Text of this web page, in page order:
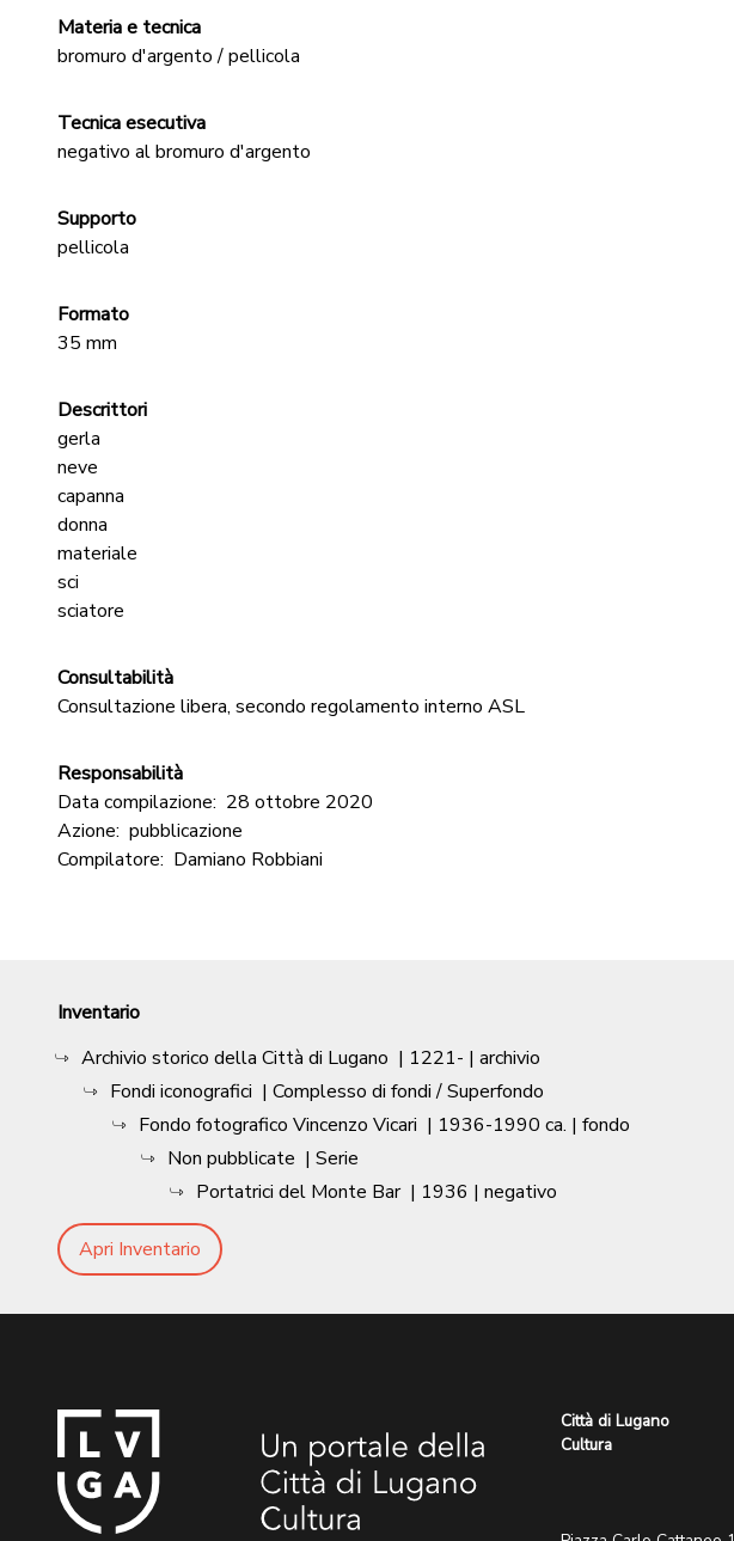
Materia e tecnica
bromuro d'argento / pellicola
Tecnica esecutiva
negativo al bromuro d'argento
Supporto
pellicola
Formato
35 mm
Descrittori
gerla
neve
capanna
donna
materiale
sci
sciatore
Consultabilità
Consultazione libera, secondo regolamento interno ASL
Responsabilità
Data compilazione: 28 ottobre 2020
Azione: pubblicazione
Compilatore: Damiano Robbiani
Inventario
Archivio storico della Città di Lugano | 1221- | archivio
Fondi iconografici | Complesso di fondi / Superfondo
Fondo fotografico Vincenzo Vicari | 1936-1990 ca. | fondo
Non pubblicate | Serie
Portatrici del Monte Bar | 1936 | negativo
Apri Inventario
Città di Lugano
Cultura